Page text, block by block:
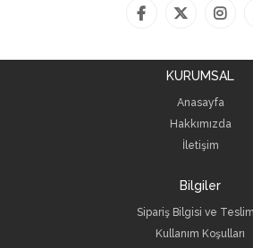
KURUMSAL
Anasayfa
Hakkımızda
İletişim
Bilgiler
Sipariş Bilgisi ve
Kullanım Koşulları